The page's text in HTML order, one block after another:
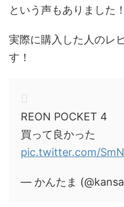
という声もありました！
実際に購入した人のレ
す！
REON POCKET 4
買って良かった
pic.twitter.com/
— かんたま